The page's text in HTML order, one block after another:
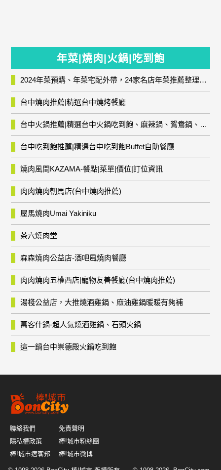
年菜|燒肉|火鍋|吃到飽
2024年菜預購、年菜宅配外帶，24家名店年菜推薦整理，圍爐輕鬆上菜團圓趣
台中燒肉推薦|精選台中燒烤餐廳
台中火鍋推薦|精選台中火鍋吃到飽、麻辣鍋、鴛鴦鍋、石頭火鍋、酸菜白肉鍋、海鮮鍋、燒酒雞、麻油雞、壽喜燒等熱門人氣火鍋店!
台中吃到飽推薦|精選台中吃到飽Buffet自助餐廳
燒肉風間KAZAMA-餐點|菜單|價位|訂位資訊
肉肉燒肉朝馬店(台中燒肉推薦)
屋馬燒肉Umai Yakiniku
茶六燒肉堂
森森燒肉公益店-酒吧風燒肉餐廳
肉肉燒肉五權西店|寵物友善餐廳(台中燒肉推薦)
湯棧公益店，大推燒酒雞鍋、麻油雞鍋暖暖有夠補
萬客什鍋-超人氣燒酒雞鍋、石頭火鍋
這一鍋台中崇德殿火鍋吃到飽
聯絡我們
免責聲明
隱私權政策
棒!城市粉絲團
棒!城市痞客邦
棒!城市微博